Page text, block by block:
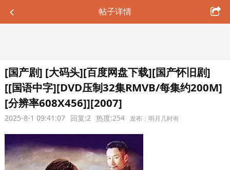
帖子详情
[国产剧] [大码头][百度网盘下载][国产怀旧剧]
[[国语中字][DVD压制32集RMVB/每集约200M]
[分辨率608X456]][2007]
2025-8-1 09:41:07 回复:2 热度:254 发布：明月几时有